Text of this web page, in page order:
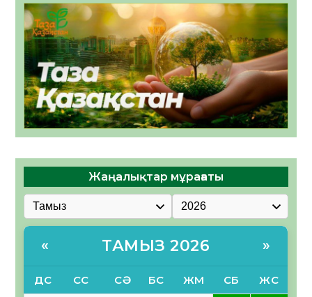
Жаңалықтар мұрағаты
« ТАМЫЗ 2026 »
ДС СС СӘ БС ЖМ СБ ЖС